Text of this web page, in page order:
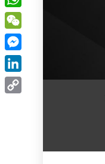
W
h
a
t
s
W
e
C
h
M
e
s
L
i